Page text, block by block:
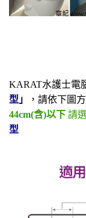
KARAT水護士電
型」
，請依下圖
44cm(含)以下 請
型